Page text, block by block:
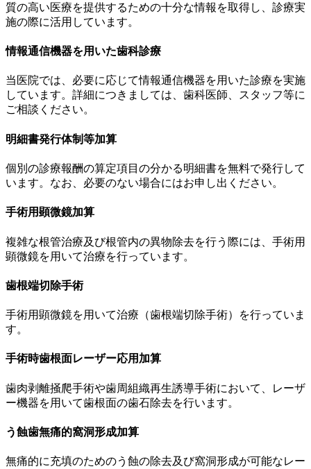
質の高い医療を提供するための十分な情報を取得し、診療実
施の際に活用しています。
情報通信機器を用いた歯科診療
当医院では、必要に応じて情報通信機器を用いた診療を実施
しています。詳細につきましては、歯科医師、スタッフ等に
ご相談ください。
明細書発行体制等加算
個別の診療報酬の算定項目の分かる明細書を無料で発行して
います。なお、必要のない場合にはお申し出ください。
手術用顕微鏡加算
複雑な根管治療及び根管内の異物除去を行う際には、手術用
顕微鏡を用いて治療を行っています。
歯根端切除手術
手術用顕微鏡を用いて治療（歯根端切除手術）を行っていま
す。
手術時歯根面レーザー応用加算
歯肉剥離掻爬手術や歯周組織再生誘導手術において、レーザ
ー機器を用いて歯根面の歯石除去を行います。
う蝕歯無痛的窩洞形成加算
無痛的に充填のためのう蝕の除去及び窩洞形成が可能なレー